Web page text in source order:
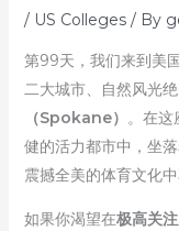
/ US Colleges/ By
第99天，我们来到美
二大城市、自然风光
（Spokane） 。在这
健的活力都市中，坐
震撼全美的体育文化
如果你渴望在极高关